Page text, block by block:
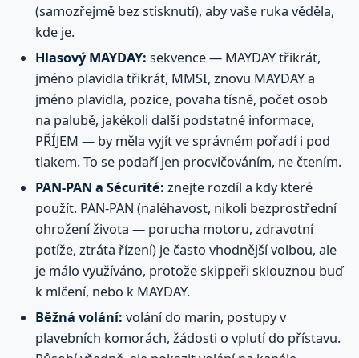
(samozřejmě bez stisknutí), aby vaše ruka věděla,
kde je.
Hlasový MAYDAY: sekvence — MAYDAY třikrát,
jméno plavidla třikrát, MMSI, znovu MAYDAY a
jméno plavidla, pozice, povaha tísně, počet osob
na palubě, jakékoli další podstatné informace,
PŘÍJEM — by měla vyjít ve správném pořadí i pod
tlakem. To se podaří jen procvičováním, ne čtením.
PAN-PAN a Sécurité: znejte rozdíl a kdy které
použít. PAN-PAN (naléhavost, nikoli bezprostřední
ohrožení života — porucha motoru, zdravotní
potíže, ztráta řízení) je často vhodnější volbou, ale
je málo využíváno, protože skippeři sklouznou buď
k mlčení, nebo k MAYDAY.
Běžná volání: volání do marin, postupy v
plavebních komorách, žádosti o vplutí do přístavu.